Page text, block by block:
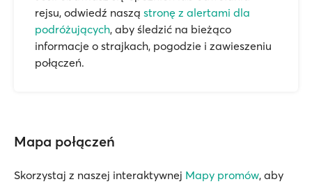
rejsu, odwiedź naszą stronę z alertami dla
podróżujących, aby śledzić na bieżąco
informacje o strajkach, pogodzie i zawieszeniu
połączeń.
Mapa połączeń
Skorzystaj z naszej interaktywnej Mapy promów, aby